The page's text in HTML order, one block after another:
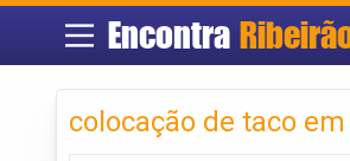
Encontra
colocação de taco